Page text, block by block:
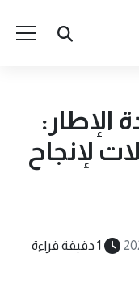
الإطار:
لإنجاح
1 دقيقة قراءة